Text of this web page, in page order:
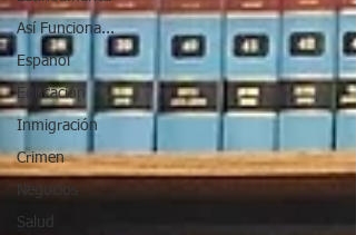
Así Funciona...
Español
Educación
Inmigración
Crimen
Negocios
Salud